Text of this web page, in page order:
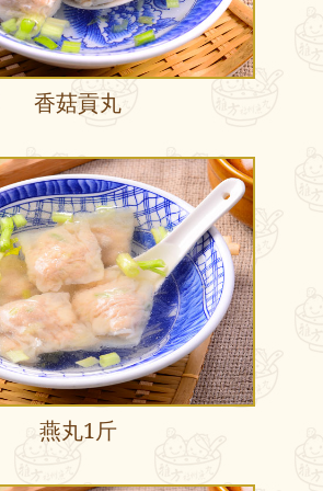
香菇貢丸
燕丸1斤